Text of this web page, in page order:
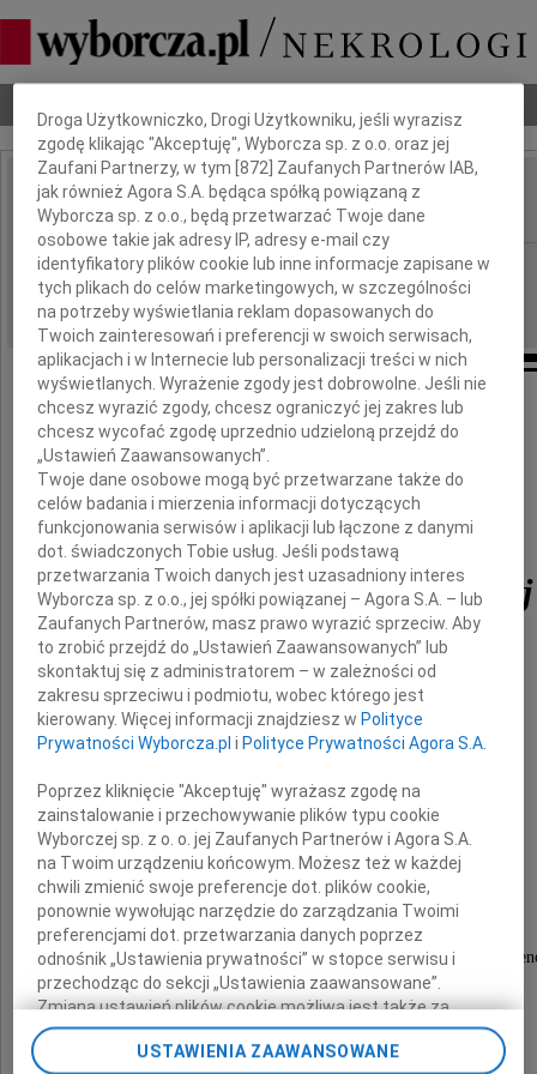
IMIĘ I NAZWISKO: Danuta Ganczewska
REGION: Gdańsk
DATA EMISJI: 13.05.2026
Z głębokim żalem przyjęliśmy
Danuty Ganczewskiej
Pierwszego Dyrektora Szkoły Podstawowej
z Oddziałami Integracyjnymi nr 9
im. gen. W. Sikorskiego w Sopocie
Rodzinie i Bliskim
składamy
wyrazy głębokiego współczucia i szczere
Magdalena Czarzyńska-Jachim
Prezydentka Sopotu
Dbamy o Twoją prywatność
Droga Użytkowniczko, Drogi Użytkowniku, jeśli wyrazisz
zgodę klikając "Akceptuję", Wyborcza sp. z o.o. oraz jej
Zaufani Partnerzy, w tym [872 ] Zaufanych Partnerów IAB,
jak również Agora S.A. będąca spółką powiązaną z
Wyborcza sp. z o.o., będą przetwarzać Twoje dane
osobowe takie jak adresy IP, adresy e-mail czy
identyfikatory plików cookie lub inne informacje zapisane w
tych plikach do celów marketingowych, w szczególności
na potrzeby wyświetlania reklam dopasowanych do
Twoich zainteresowań i preferencji w swoich serwisach,
aplikacjach i w Internecie lub personalizacji treści w nich
wyświetlanych. Wyrażenie zgody jest dobrowolne. Jeśli nie
chcesz wyrazić zgody, chcesz ograniczyć jej zakres lub
chcesz wycofać zgodę uprzednio udzieloną przejdź do
„Ustawień Zaawansowanych”.
Twoje dane osobowe mogą być przetwarzane także do
celów badania i mierzenia informacji dotyczących
funkcjonowania serwisów i aplikacji lub łączone z danymi
dot. świadczonych Tobie usług. Jeśli podstawą
przetwarzania Twoich danych jest uzasadniony interes
Wyborcza sp. z o.o., jej spółki powiązanej – Agora S.A. – lub
Zaufanych Partnerów, masz prawo wyrazić sprzeciw. Aby
to zrobić przejdź do „Ustawień Zaawansowanych” lub
skontaktuj się z administratorem – w zależności od
zakresu sprzeciwu i podmiotu, wobec którego jest
kierowany. Więcej informacji znajdziesz w Polityce
Prywatności Wyborcza.pl i Polityce Prywatności Agora S.A.
Poprzez kliknięcie "Akceptuję" wyrażasz zgodę na
zainstalowanie i przechowywanie plików typu cookie
Wyborczej sp. z o. o. jej Zaufanych Partnerów i Agora S.A.
na Twoim urządzeniu końcowym. Możesz też w każdej
chwili zmienić swoje preferencje dot. plików cookie,
ponownie wywołując narzędzie do zarządzania Twoimi
preferencjami dot. przetwarzania danych poprzez
odnośnik „Ustawienia prywatności” w stopce serwisu i
przechodząc do sekcji „Ustawienia zaawansowane”.
Zmiana ustawień plików cookie możliwa jest także za
pomocą ustawień przeglądarki.
USTAWIENIA ZAAWANSOWANE